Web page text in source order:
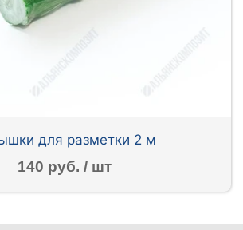
для разметки 2 м
140 руб. / шт